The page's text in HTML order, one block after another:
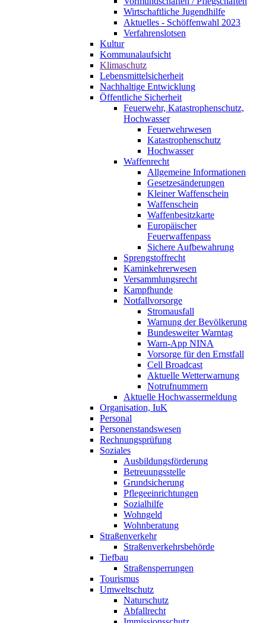
Wirtschaftliche Jugendhilfe
Aktuelles - Schöffenwahl 2023
Verfahrenslotsen
Kultur
Kommunalaufsicht
Klimaschutz
Lebensmittelsicherheit
Nachhaltige Entwicklung
Öffentliche Sicherheit
Feuerwehr, Katastrophenschutz,
Hochwasser
Feuerwehrwesen
Katastrophenschutz
Hochwasser
Waffenrecht
Allgemeine Informationen
Gesetzesänderungen
Kleiner Waffenschein
Waffenschein
Waffenbesitzkarte
Europäischer
Feuerwaffenpass
Sichere Aufbewahrung
Sprengstoffrecht
Kaminkehrerwesen
Versammlungsrecht
Kampfhunde
Notfallvorsorge
Stromausfall
Warnung der Bevölkerung
Bundesweiter Warntag
Warn-App NINA
Vorsorge für den Ernstfall
Cell Broadcast
Aktuelle Wetterwarnung
Notrufnummern
Aktuelle Hochwassermeldung
Organisation, IuK
Personal
Personenstandswesen
Rechnungsprüfung
Soziales
Ausbildungsförderung
Betreuungsstelle
Grundsicherung
Pflegeeinrichtungen
Sozialhilfe
Wohngeld
Wohnberatung
Straßenverkehr
Straßenverkehrsbehörde
Tiefbau
Straßensperrungen
Tourismus
Umweltschutz
Naturschutz
Abfallrecht